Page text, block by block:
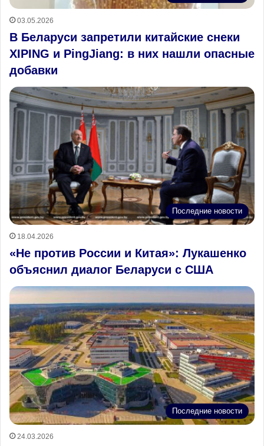
03.05.2026
В Беларуси запретили китайские снеки
XIPING и PingJiang: в них нашли опасные
добавки
Последние новости
18.04.2026
«Не против России и Китая»: Лукашенко
объяснил диалог Беларуси с США
Последние новости
24.03.2026